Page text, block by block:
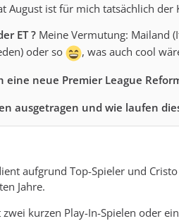
August ist für mich tatsächlich
ET ? Meine Vermutung: Mailand
oder so
, was auch cool
eine neue Premier League
ausgetragen und wie laufen
aufgrund Top-Spieler und
Jahre.
kurzen Play-In-Spielen oder